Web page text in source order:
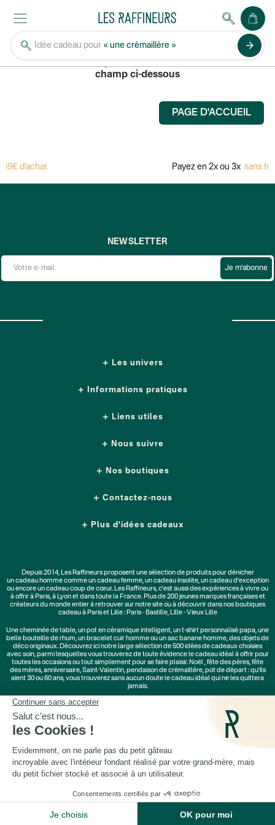
Idée cadeau pour « une crémaillère » arrow_forward
CHEZ MAMAN
Pour rechercher un produit, saisissez son nom dans le
champ ci-dessous
PAGE D'ACCUEIL
d'achat Payez en 2x ou 3x sans
Les univers
Informations pratiques
Liens utiles
NEWSLETTER
Je m'abonne
Nous suivre
Nos boutiques
Contactez-nous
Plus d'idées cadeaux
Depuis 2014, Les Raffineurs proposent une sélection de produits pour dénicher
uncadeau hommecomme un cadeau femme, uncadeau insolite, uncadeau d'exception
ou encore un cadeau coup de cœur. Les Raffineurs, c'est aussi desexpériences à vivreou
à offrir à Paris, à Lyon et dans toute la France. Plus de200 jeunes marquesfrançaises et
créateurs du monde entier à retrouver sur notre site ou à découvrir dans nos boutiques
cadeau à Paris et Lille : Paris - Bastille, Lille - Vieux Lille
Unecheminée de table, unpot en céramique intelligent, unt-shirt personnalisé papa, une
belle bouteille de rhum, un bracelet cuir hommeou unsac banane homme, desobjets de
déco originaux. Découvrez ici notre large sélection de500 idées de cadeauxchoisies
avec soin, parmi lesquelles vous trouverez de toute évidence le cadeau idéal à offrir pour
toutes les occasions ou tout simplement pour se faire plaisir. Noël,fête des pères,fête
des mères,anniversaire,Saint-Valentin,pendaison de crémaillère, pot de départ : qu'ils
aient 30 ou 60 ans, vous trouverez sans aucun doute le cadeau idéal qui ne les quittera
jamais.
Cadeaux Saint-Valentin|Cadeaux Fête des Grands-Mères
Cadeaux Fête des Pères
Cadeaux Secret Santa
© Les Raffineurs 2014-2026 | Mentions légales-Cookies-Politique de confidentialité